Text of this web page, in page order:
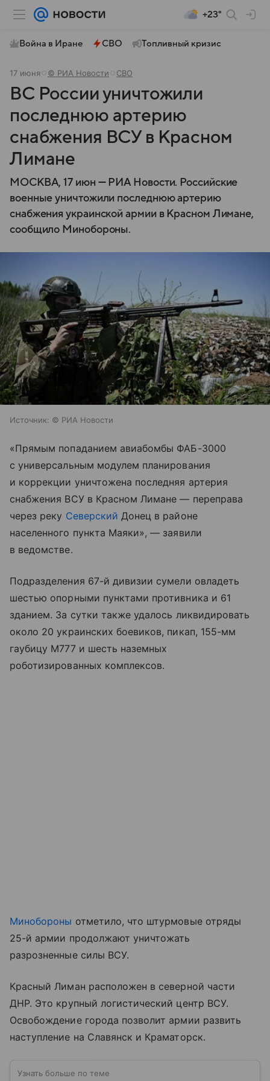
+23°
Война в Иране СВО Топливный кризис
17 июня © РИА Новости СВО
ВС России уничтожили
последнюю артерию
снабжения ВСУ в Красном
Лимане
МОСКВА, 17 июн — РИА Новости. Российские
военные уничтожили последнюю артерию
снабжения украинской армии в Красном Лимане,
сообщило Минобороны.
Источник: © РИА Новости
«Прямым попаданием авиабомбы ФАБ-3000
с универсальным модулем планирования
и коррекции уничтожена последняя артерия
снабжения ВСУ в Красном Лимане — переправа
через реку Северский Донец в районе
населенного пункта Маяки», — заявили
в ведомстве.
Подразделения 67-й дивизии сумели овладеть
шестью опорными пунктами противника и 61
зданием. За сутки также удалось ликвидировать
около 20 украинских боевиков, пикап, 155-мм
гаубицу М777 и шесть наземных
роботизированных комплексов.
Минобороны отметило, что штурмовые отряды
25-й армии продолжают уничтожать
разрозненные силы ВСУ.
Красный Лиман расположен в северной части
ДНР. Это крупный логистический центр ВСУ.
Освобождение города позволит армии развить
наступление на Славянск и Краматорск.
Узнать больше по теме